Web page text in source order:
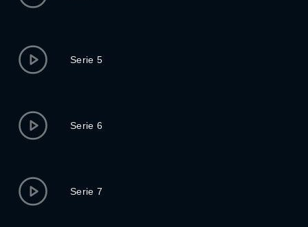
Serie 5
Serie 6
Serie 7